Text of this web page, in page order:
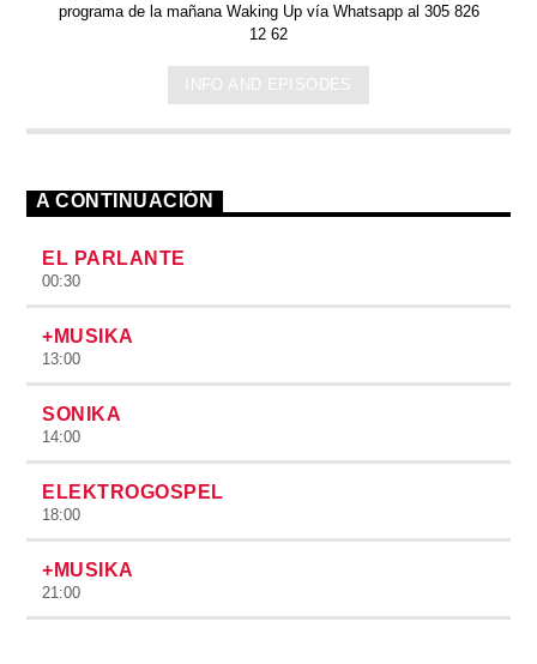
programa de la mañana Waking Up vía Whatsapp al 305 826
12 62
INFO AND EPISODES
A CONTINUACIÓN
EL PARLANTE
00:30
+MUSIKA
13:00
SONIKA
14:00
ELEKTROGOSPEL
18:00
+MUSIKA
21:00